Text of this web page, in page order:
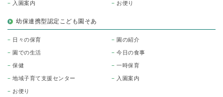
入園案内 お便り
幼保連携型認定こども園そあ
日々の保育 園の紹介
園での生活 今日の食事
保健 一時保育
地域子育て支援センター 入園案内
お便り